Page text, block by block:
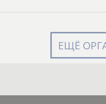
ЕЩЁ